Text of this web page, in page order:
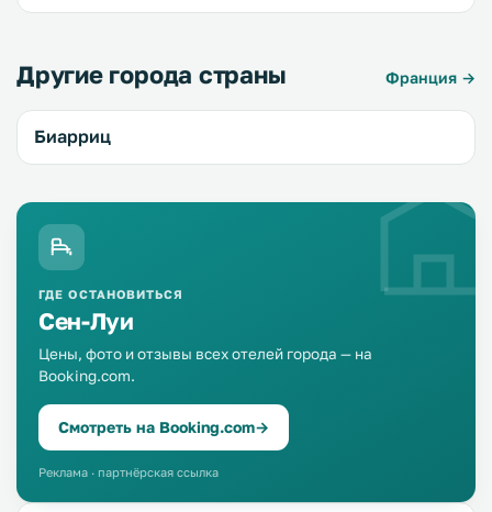
Другие города страны Франция →
Биарриц
ГДЕ ОСТАНОВИТЬСЯ
Сен-Луи
Цены, фото и отзывы всех отелей города — на
Booking.com.
Смотреть на Booking.com→
Реклама · партнёрская ссылка